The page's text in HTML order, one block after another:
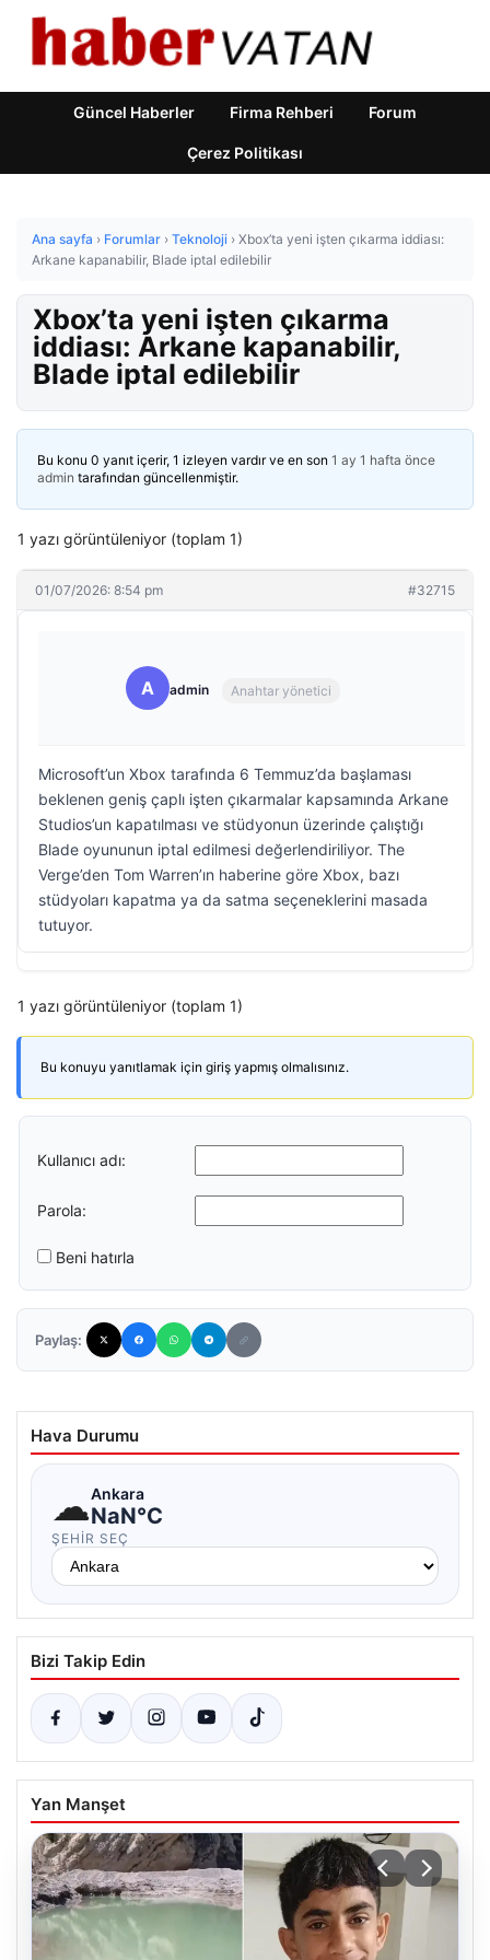
Güncel Haberler Firma Rehberi Forum
Çerez Politikası
Ana sayfa › Forumlar › Teknoloji › Xbox’ta yeni işten çıkarma iddiası:
Arkane kapanabilir, Blade iptal edilebilir
Xbox’ta yeni işten çıkarma
iddiası: Arkane kapanabilir,
Blade iptal edilebilir
Bu konu 0 yanıt içerir, 1 izleyen vardır ve en son 1 ay 1 hafta önce
admin tarafından güncellenmiştir.
1 yazı görüntüleniyor (toplam 1)
01/07/2026: 8:54 pm #32715
A admin Anahtar yönetici
Microsoft’un Xbox tarafında 6 Temmuz’da başlaması
beklenen geniş çaplı işten çıkarmalar kapsamında Arkane
Studios’un kapatılması ve stüdyonun üzerinde çalıştığı
Blade oyununun iptal edilmesi değerlendiriliyor. The
Verge’den Tom Warren’ın haberine göre Xbox, bazı
stüdyoları kapatma ya da satma seçeneklerini masada
tutuyor.
1 yazı görüntüleniyor (toplam 1)
Bu konuyu yanıtlamak için giriş yapmış olmalısınız.
Kullanıcı adı:
Parola:
Beni hatırla
Paylaş:
Hava Durumu
☁Ankara
NaN°C
ŞEHIR SEÇ
Bizi Takip Edin
Yan Manşet